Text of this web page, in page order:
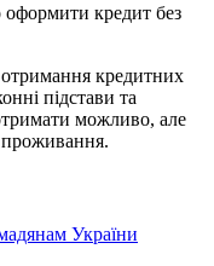
кредит без
кредитних
підстави та
можливо, але
проживання.
України